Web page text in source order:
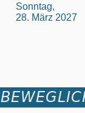
Sonntag,
28. März 2027